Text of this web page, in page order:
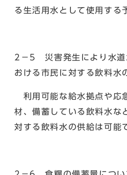
る生活用水として使用する
2－5 災害発生により水道
おける市民に対する飲料水
利用可能な給水拠点や応
材、備蓄している飲料水な
対する飲料水の供給は可能